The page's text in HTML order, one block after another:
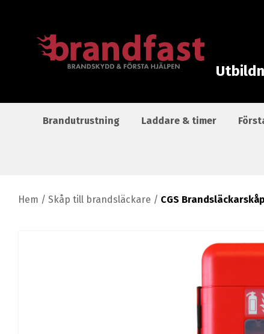
Brandutrustning Laddare & timer
Hem / Skåp till brandsläckare / CGS